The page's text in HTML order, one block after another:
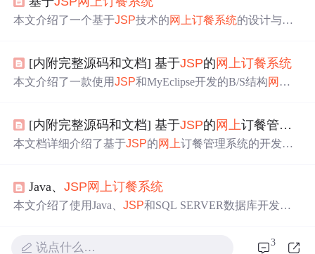
了用户和管理员的各种操作界面，如注册、类别查询、商
本文介绍了一个基于JSP技术的网上订餐系统的设计与实
统性、可靠性安全性、经济性和管理可接受原则，采用My
SQL数据库和安卓系统，通过Eclipse、Tomcat等工具进行
[内附完整源码和文档] 基于JSP的 网上订餐系统
本文介绍了一款使用JSP和MyEclipse开发的B/S结构网上
括Pentium CPU和512M内存，软件需求为Windows 7、MyE
clipse 6.5、Apache Tomcat 6.0和Java。设计中注重系统扩展
[内附完整源码和文档] 基于JSP的 网上订餐管理系统的设计与实现
本文档详细介绍了基于JSP的网上订餐管理系统的开发，
装客户端，只需通过浏览器即可进行订餐操作，实现方便
快捷的订餐服务。管理员则可通过后台管理系统进行菜品
Java、JSP 网上订餐系统
本文介绍了使用Java、JSP和SQL SERVER数据库开发的
进行菜品、用户和订单管理，确保数据一致性和安全性。
说点什么… 3